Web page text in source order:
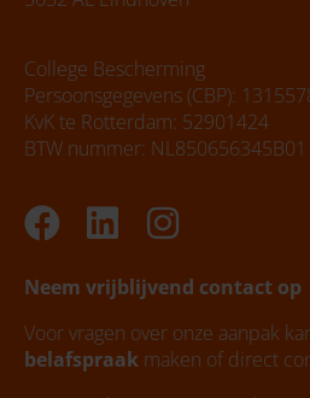
College Bescherming
Persoonsgegevens (CBP):
KvK te Rotterdam: 52901424
BTW nummer: NL850656345B01
Facebook
LinkedinInstagram
Neem vrijblijvend contact op
Voor vragen over onze aanpak
belafspraak maken of direct